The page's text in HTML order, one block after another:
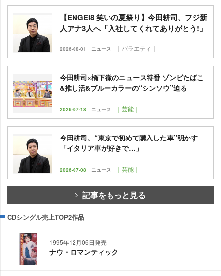
【ENGEI8 笑いの夏祭り】今田耕司、フジ新
人アナ3人へ「入社してくれてありがとう!」
2026-08-01 ニュース ｜バラエティ｜
今田耕司×橋下徹のニュース特番 ゾンビたばこ
&推し活&ブルーカラーの“シンソウ”迫る
2026-07-18 ニュース ｜芸能｜
今田耕司、“東京で初めて購入した車”明かす
「イタリア車が好きで…」
2026-07-08 ニュース ｜芸能｜
記事をもっと見る
CDシングル売上TOP2作品
1995年12月06日発売
ナウ・ロマンティック